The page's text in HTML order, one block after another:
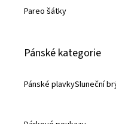
Pareo šátky
Pánské kategorie
Pánské plavkySluneční